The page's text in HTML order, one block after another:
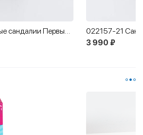
022158-21 Кожаные сандалии Первые шаги Серфер
3 990 ₽